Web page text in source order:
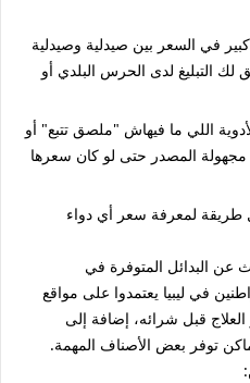
في السعر بين صيدلية وصيدلية
التبليغ لدى الحرس البلدي أو
اللي ما فيهاش "ملصق تتبع" أو
مجهولة المصدر حتى لو كان سعرها
طريقة لمعرفة سعر أي دواء
عن البدائل المتوفرة في
في ليبيا يعتمدوا على مواقع
قبل شرائه، إضافة إلى
توفر بعض الأصناف المهمة.